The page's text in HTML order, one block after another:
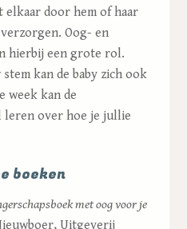
elkaar door hem of haar
Oog- en
hierbij een grote rol.
kan de baby zich ook
week kan de
leren over hoe je jullie
boeken
met oog voor je
Uitgeverij